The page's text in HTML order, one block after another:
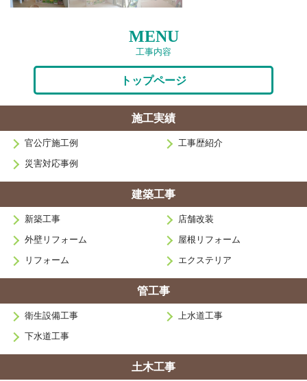
MENU
工事内容
トップページ
施工実績
官公庁施工例
工事歴紹介
災害対応事例
建築工事
新築工事
店舗改装
外壁リフォーム
屋根リフォーム
リフォーム
エクステリア
管工事
衛生設備工事
上水道工事
下水道工事
土木工事